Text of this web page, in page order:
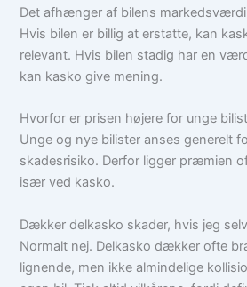
Det afhænger af bilens
Hvis bilen er billig at erstatte, kan
relevant. Hvis bilen stadig har en
kan kasko give mening.
Hvorfor er prisen højere for unge
Unge og nye bilister anses generelt
skadesrisiko. Derfor ligger præmien
især ved kasko.
Dækker delkasko skader, hvis jeg
Normalt nej. Delkasko dækker ofte
lignende, men ikke almindelige